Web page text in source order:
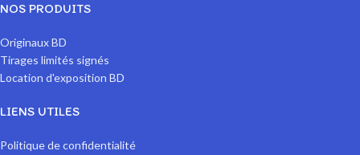
NOS PRODUITS
Originaux BD
Tirages limités signés
Location d'exposition BD
LIENS UTILES
Politique de confidentialité